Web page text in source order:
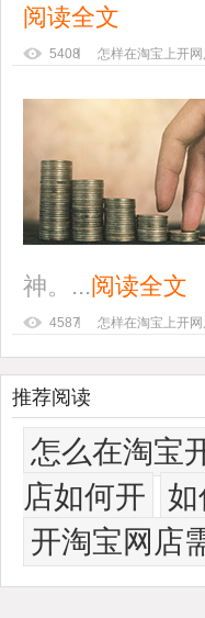
阅读全文
5408 怎样在淘宝上开
神。...阅读全文
4587 怎样在淘宝上开
推荐阅读
怎么在淘宝
店如何开
如
开淘宝网店